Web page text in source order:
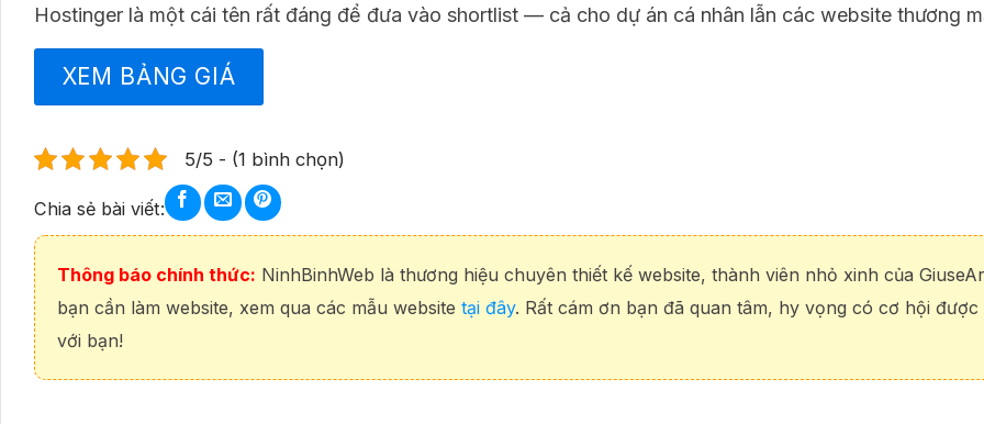
Hostinger là một cái tên rất đáng để đưa vào shortlist — cả cho dự án cá nhân lẫn các website thương
XEM BẢNG GIÁ
5/5 - (1 bình chọn)
Chia sẻ bài viết:
Thông báo chính thức: NinhBinhWeb là thương hiệu chuyên thiết kế website, thành viên nhỏ xinh của
bạn cần làm website, xem qua các mẫu website tại đây. Rất cám ơn bạn đã quan tâm, hy vọng có cơ hội được
với bạn!